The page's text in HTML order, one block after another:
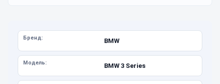
Бренд: BMW
Модель: BMW 3 Series